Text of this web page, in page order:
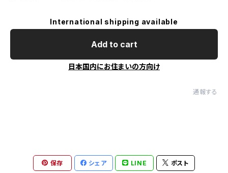
International shipping available
Add to cart
日本国内にお住まいの方向け
通報する
保存 シェア LINE ポスト